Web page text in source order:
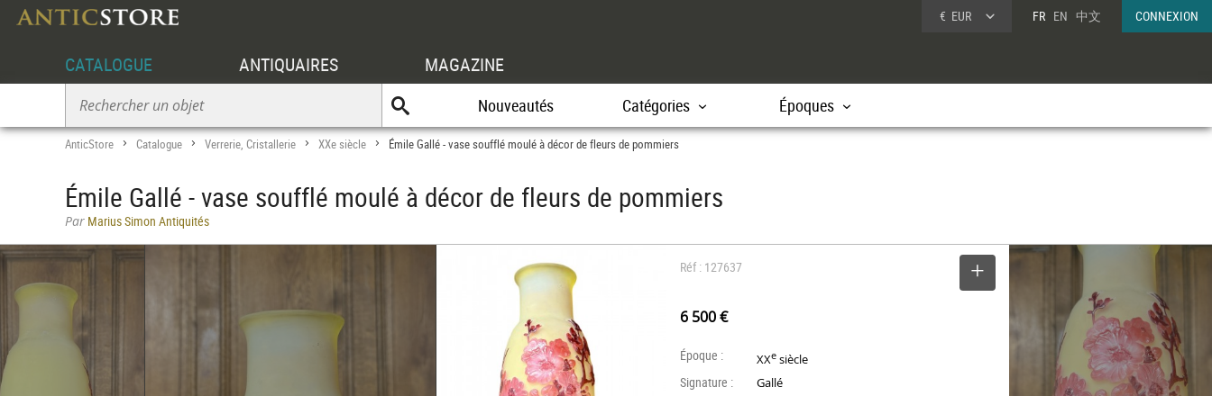
€ EUR FR EN 中文 CONNEXION
CATALOGUE ANTIQUAIRES MAGAZINE
Nouveautés Catégories Époques
AnticStore > Catalogue > Verrerie, Cristallerie > XXe siècle > Émile Gallé - vase soufflé moulé à décor de fleurs de pommiers
Émile Gallé - vase soufflé moulé à décor de fleurs de pommiers
Par Marius Simon Antiquités
Réf : 127637
6 500 €
Époque : XXe siècle
Signature : Gallé